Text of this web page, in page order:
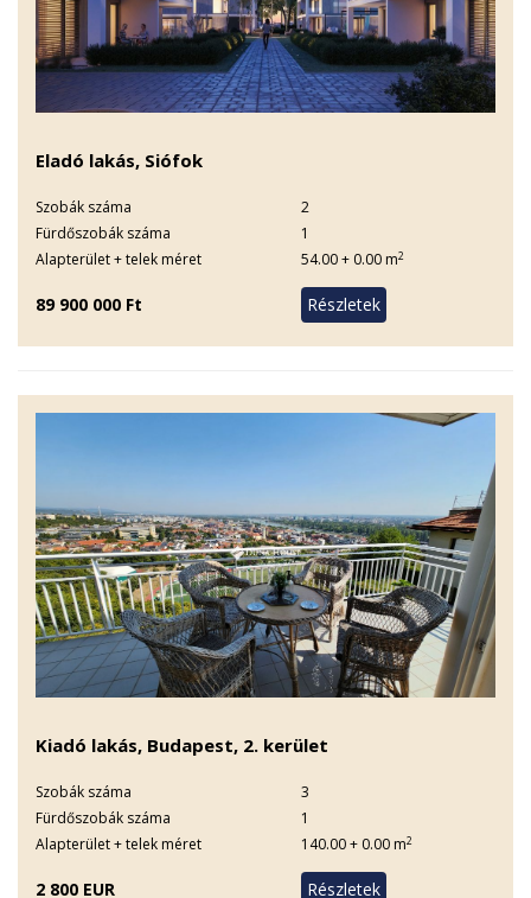
Eladó lakás, Siófok
Szobák száma
2
Fürdőszobák száma
1
Alapterület + telek méret
54.00 + 0.00 m2
89 900 000 Ft
Kiadó lakás, Budapest, 2. kerület
Szobák száma
3
Fürdőszobák száma
1
Alapterület + telek méret
140.00 + 0.00 m2
2 800 EUR